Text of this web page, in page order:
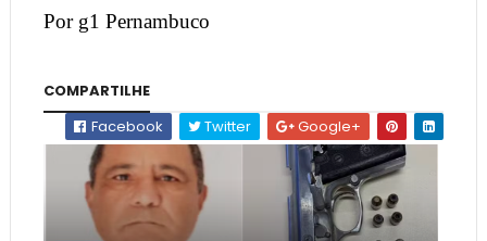
Por g1 Pernambuco
COMPARTILHE
Facebook
Twitter Google+